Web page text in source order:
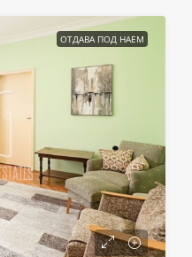
ОТДАВА ПОД НАЕМ